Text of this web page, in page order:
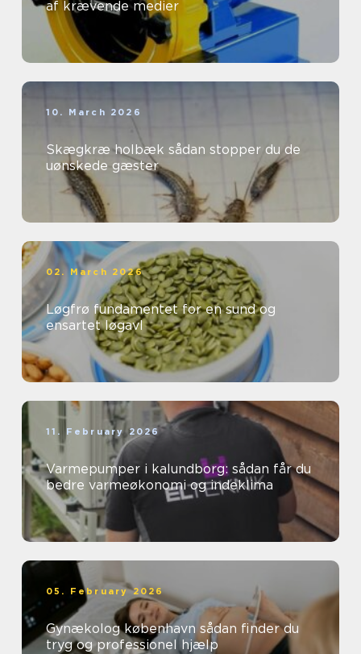
af krævende medier
10. March 2026
Skægkræ holbæk sådan stopper du de
uønskede gæster
02. March 2026
Løgfrø fundamentet for en sund og
ensartet løgavl
11. February 2026
Varmepumper i kalundborg: sådan får du
bedre varmeøkonomi og indeklima
05. February 2026
Gynækolog københavn sådan finder du
tryg og professionel hjælp